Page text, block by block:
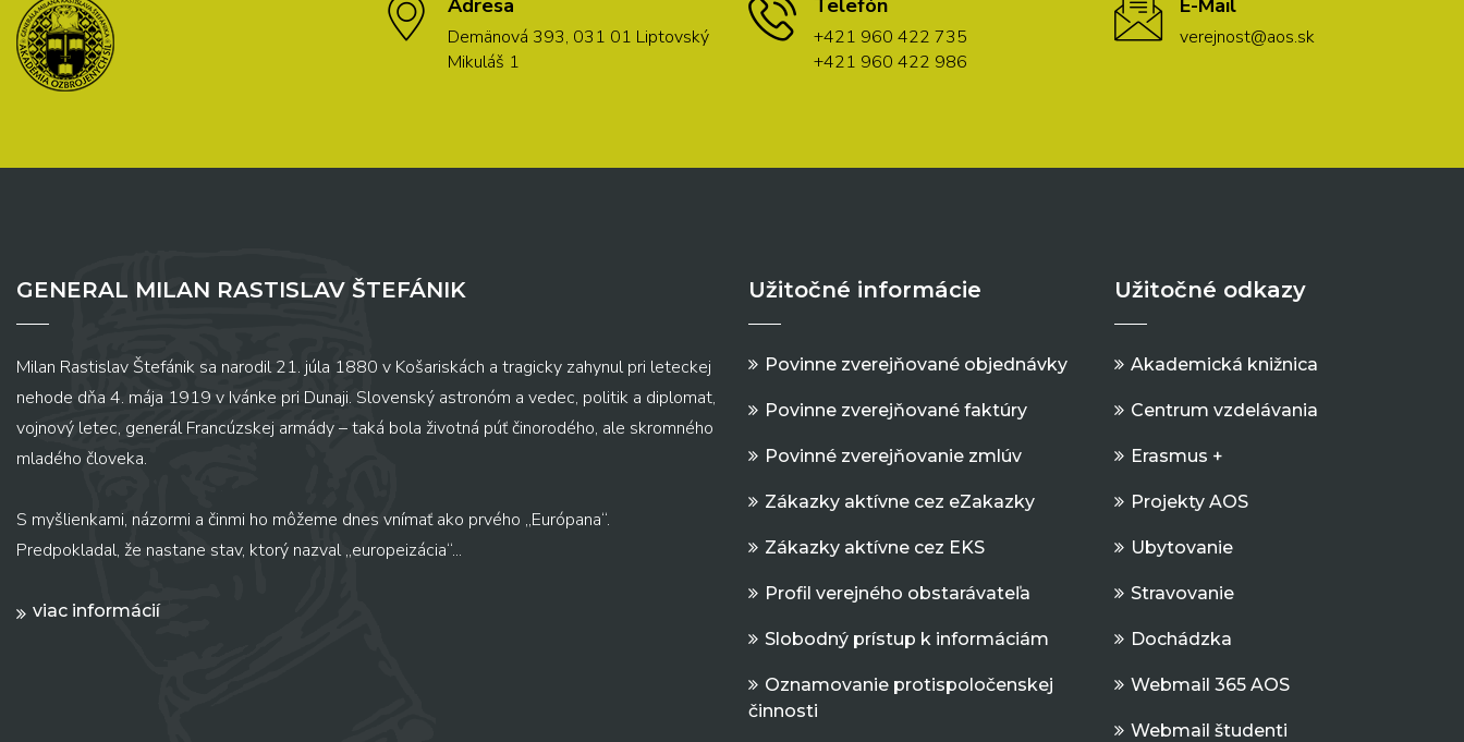
Adresa
Demänová 393, 031 01 Liptovský
Mikuláš 1
Telefón
+421 960 422 735
+421 960 422 986
E-Mail
verejnost@aos.sk
GENERAL MILAN RASTISLAV ŠTEFÁNIK
Milan Rastislav Štefánik sa narodil 21. júla 1880 v Košariskách a tragicky zahynul pri leteckej
nehode dňa 4. mája 1919 v Ivánke pri Dunaji. Slovenský astronóm a vedec, politik a diplomat,
vojnový letec, generál Francúzskej armády – taká bola životná púť činorodého, ale skromného
mladého človeka.
S myšlienkami, názormi a činmi ho môžeme dnes vnímať ako prvého „Európana“.
Predpokladal, že nastane stav, ktorý nazval „europeizácia“...
viac informácií
Užitočné informácie
Povinne zverejňované objednávky
Povinne zverejňované faktúry
Povinné zverejňovanie zmlúv
Zákazky aktívne cez eZakazky
Zákazky aktívne cez EKS
Profil verejného obstarávateľa
Slobodný prístup k informáciám
Oznamovanie protispoločenskej
činnosti
Užitočné odkazy
Akademická knižnica
Centrum vzdelávania
Erasmus +
Projekty AOS
Ubytovanie
Stravovanie
Dochádzka
Webmail 365 AOS
Webmail študenti